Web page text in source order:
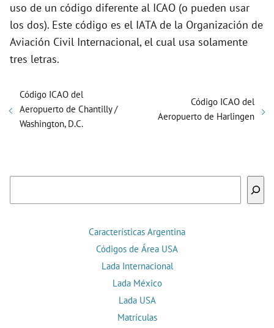
uso de un código diferente al ICAO (o pueden usar
los dos). Este código es el IATA de la Organización de
Aviación Civil Internacional, el cual usa solamente
tres letras.
Código ICAO del
Aeropuerto de Chantilly /
Washington, D.C.
Código ICAO del
Aeropuerto de Harlingen
Características Argentina
Códigos de Área USA
Lada Internacional
Lada México
Lada USA
Matrículas